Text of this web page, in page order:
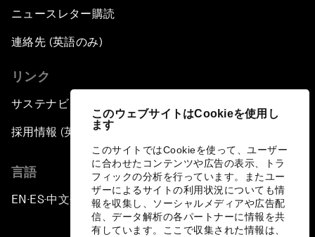
このウェブサイトはCookieを使用し
ます
このサイトではCookieを使って、ユーザー
に合わせたコンテンツや広告の表示、トラ
フィックの分析を行っています。またユー
ザーによるサイトの利用状況についても情
報を収集し、ソーシャルメディアや広告配
信、データ解析の各パートナーに情報を共
有しています。ここで収集された情報は、
ニュースレター購読
連絡先 (英語のみ)
リンク
サステナビリティへの取り組み
採用情報 (英語のみ)
言語
EN ▪ES▪中文▪ 日本語